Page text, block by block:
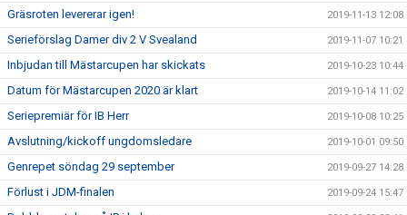
Gräsroten levererar igen! 2019-11-13 12:08
Serieförslag Damer div 2 V Svealand 2019-11-07 10:21
Inbjudan till Mästarcupen har skickats 2019-10-23 10:44
Datum för Mästarcupen 2020 är klart 2019-10-14 11:02
Seriepremiär för IB Herr 2019-10-08 10:25
Avslutning/kickoff ungdomsledare 2019-10-01 09:50
Genrepet söndag 29 september 2019-09-27 14:28
Förlust i JDM-finalen 2019-09-24 15:47